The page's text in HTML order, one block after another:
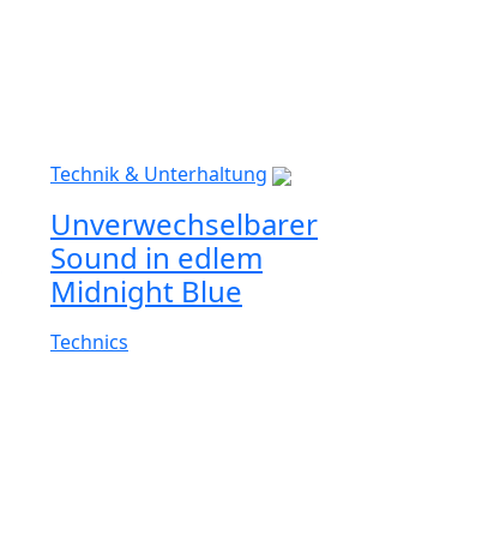
Technik & Unterhaltung
Unverwechselbarer
Sound in edlem
Midnight Blue
Technics